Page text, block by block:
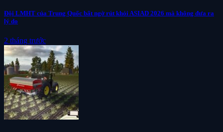
Đội LMHT của Trung Quốc bất ngờ rút khỏi ASIAD 2026 mà không đưa ra
lý do
2 tháng trước